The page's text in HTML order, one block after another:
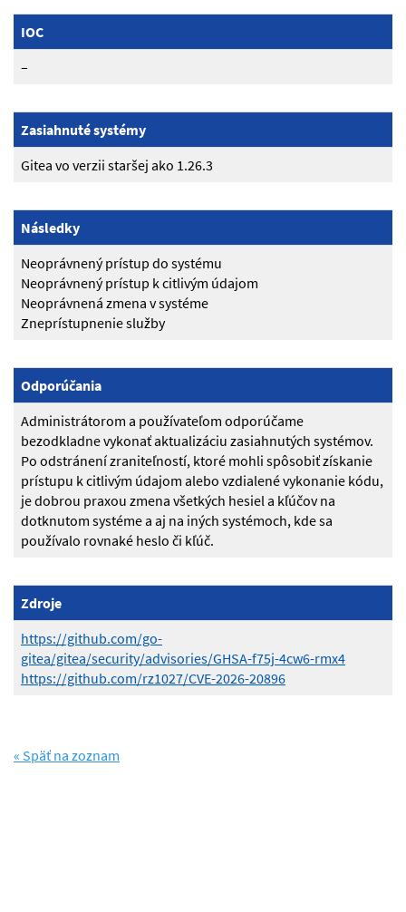
IOC
–
Zasiahnuté systémy
Gitea vo verzii staršej ako 1.26.3
Následky
Neoprávnený prístup do systému
Neoprávnený prístup k citlivým údajom
Neoprávnená zmena v systéme
Zneprístupnenie služby
Odporúčania
Administrátorom a používateľom odporúčame
bezodkladne vykonať aktualizáciu zasiahnutých systémov.
Po odstránení zraniteľností, ktoré mohli spôsobiť získanie
prístupu k citlivým údajom alebo vzdialené vykonanie kódu,
je dobrou praxou zmena všetkých hesiel a kľúčov na
dotknutom systéme a aj na iných systémoch, kde sa
používalo rovnaké heslo či kľúč.
Zdroje
https://github.com/go-
gitea/gitea/security/advisories/GHSA-f75j-4cw6-rmx4
https://github.com/rz1027/CVE-2026-20896
« Späť na zoznam